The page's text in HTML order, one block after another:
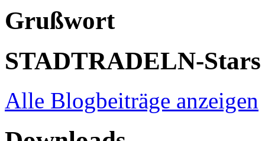
Grußwort
STADTRADELN-Stars
Alle Blogbeiträge anzeigen